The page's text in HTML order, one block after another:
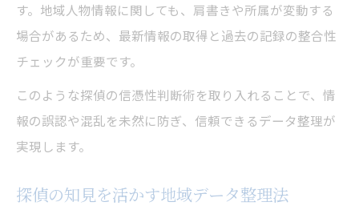
す。地域人物情報に関しても、肩書きや所属が変動する
場合があるため、最新情報の取得と過去の記録の整合性
チェックが重要です。
このような探偵の信憑性判断術を取り入れることで、情
報の誤認や混乱を未然に防ぎ、信頼できるデータ整理が
実現します。
探偵の知見を活かす地域データ整理法